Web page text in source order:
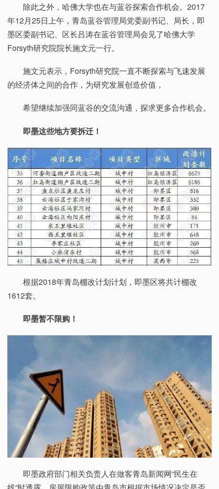
除此之外，哈佛大学也在与蓝谷探索合作机会。2017
年12月25日上午，青岛蓝谷管理局党委副书记、局长，即
墨区委副书记、区长吕涛在蓝谷管理局会见了哈佛大学
Forsyth研究院院长施文元一行。
施文元表示，Forsyth研究院一直不断探索与飞速发展
的经济体之间的合作，为研究发展创造价值，
希望继续加强同蓝谷的交流沟通，探求更多合作机会。
即墨这些地方要拆迁！
根据2018年青岛棚改计划计划，即墨区将共计棚改
1612套。
即墨暂不限购！
即墨政府部门相关负责人在做客青岛新闻网“民生在